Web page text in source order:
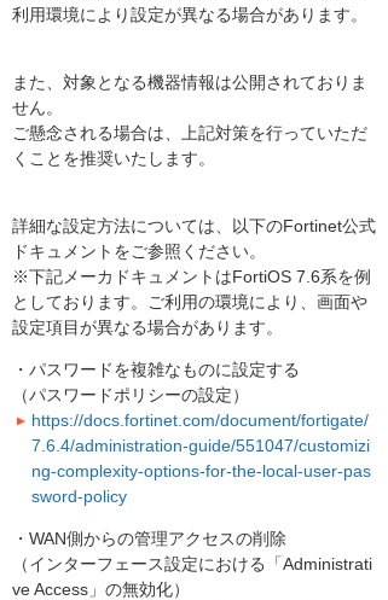
利用環境により設定が異なる場合があります。
また、対象となる機器情報は公開されておりま
せん。
ご懸念される場合は、上記対策を行っていただ
くことを推奨いたします。
詳細な設定方法については、以下のFortinet公式
ドキュメントをご参照ください。
※下記メーカドキュメントはFortiOS 7.6系を例
としております。ご利用の環境により、画面や
設定項目が異なる場合があります。
・パスワードを複雑なものに設定する
（パスワードポリシーの設定）
https://docs.fortinet.com/document/fortigate/
7.6.4/administration-guide/551047/customizi
ng-complexity-options-for-the-local-user-pas
sword-policy
・WAN側からの管理アクセスの削除
（インターフェース設定における「Administrati
ve Access」の無効化）